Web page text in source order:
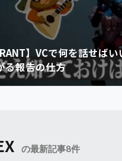
】VCで何を話せば
る報告の仕方
の最新記事8件